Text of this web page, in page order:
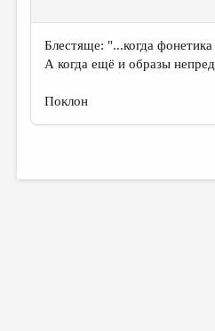
МЕДИА
ВКОНТАКТЕ
Блестяще: "...когда
А когда ещё и образы
Поклон